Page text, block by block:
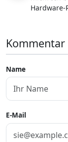
Hardware-
Name
E-Mail